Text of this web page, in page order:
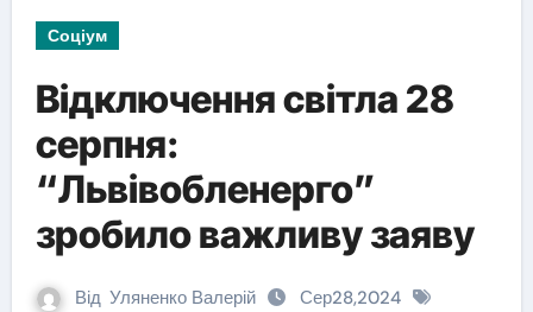
Соціум
Відключення світла 28
серпня:
“Львівобленерго”
зробило важливу заяву
Від Уляненко Валерій
Сер28,2024